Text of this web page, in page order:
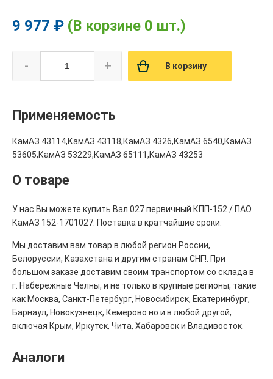
9 977 ₽ (В корзине 0 шт.)
- + В корзину
Применяемость
КамАЗ 43114,КамАЗ 43118,КамАЗ 4326,КамАЗ 6540,КамАЗ
53605,КамАЗ 53229,КамАЗ 65111,КамАЗ 43253
О товаре
У нас Вы можете купить Вал 027 первичный КПП-152 / ПАО
КамАЗ 152-1701027. Поставка в кратчайшие сроки.
Мы доставим вам товар в любой регион России,
Белоруссии, Казахстана и другим странам СНГ!. При
большом заказе доставим своим транспортом со склада в
г. Набережные Челны, и не только в крупные регионы, такие
как Москва, Санкт-Петербург, Новосибирск, Екатеринбург,
Барнаул, Новокузнецк, Кемерово но и в любой другой,
включая Крым, Иркутск, Чита, Хабаровск и Владивосток.
Аналоги